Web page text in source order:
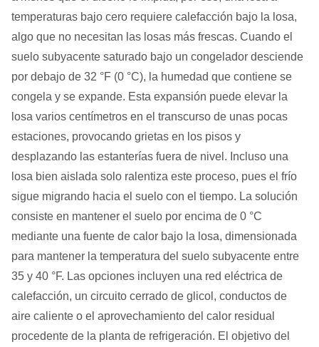
temperaturas bajo cero requiere calefacción bajo la losa,
algo que no necesitan las losas más frescas. Cuando el
suelo subyacente saturado bajo un congelador desciende
por debajo de 32 °F (0 °C), la humedad que contiene se
congela y se expande. Esta expansión puede elevar la
losa varios centímetros en el transcurso de unas pocas
estaciones, provocando grietas en los pisos y
desplazando las estanterías fuera de nivel. Incluso una
losa bien aislada solo ralentiza este proceso, pues el frío
sigue migrando hacia el suelo con el tiempo. La solución
consiste en mantener el suelo por encima de 0 °C
mediante una fuente de calor bajo la losa, dimensionada
para mantener la temperatura del suelo subyacente entre
35 y 40 °F. Las opciones incluyen una red eléctrica de
calefacción, un circuito cerrado de glicol, conductos de
aire caliente o el aprovechamiento del calor residual
procedente de la planta de refrigeración. El objetivo del